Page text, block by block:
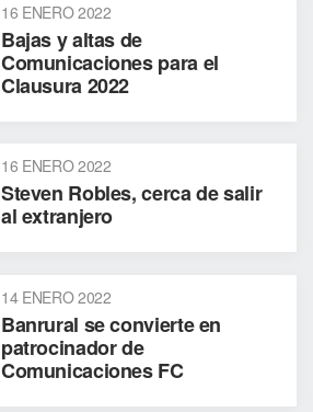
16 ENERO 2022
Bajas y altas de
Comunicaciones para el
Clausura 2022
16 ENERO 2022
Steven Robles, cerca de salir
al extranjero
14 ENERO 2022
Banrural se convierte en
patrocinador de
Comunicaciones FC